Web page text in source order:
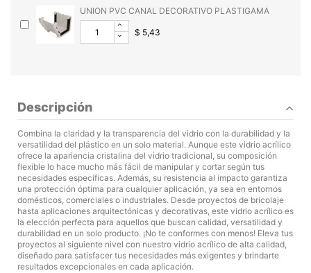
UNION PVC CANAL DECORATIVO PLASTIGAMA
$ 5,43
Descripción
Combina la claridad y la transparencia del vidrio con la durabilidad y la
versatilidad del plástico en un solo material. Aunque este vidrio acrílico
ofrece la apariencia cristalina del vidrio tradicional, su composición
flexible lo hace mucho más fácil de manipular y cortar según tus
necesidades específicas. Además, su resistencia al impacto garantiza
una protección óptima para cualquier aplicación, ya sea en entornos
domésticos, comerciales o industriales. Desde proyectos de bricolaje
hasta aplicaciones arquitectónicas y decorativas, este vidrio acrílico es
la elección perfecta para aquellos que buscan calidad, versatilidad y
durabilidad en un solo producto. ¡No te conformes con menos! Eleva tus
proyectos al siguiente nivel con nuestro vidrio acrílico de alta calidad,
diseñado para satisfacer tus necesidades más exigentes y brindarte
resultados excepcionales en cada aplicación.